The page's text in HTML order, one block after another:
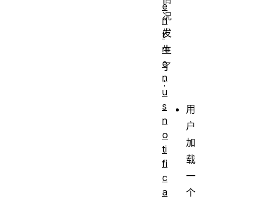
况
发
生
了
：
用
户
加
载
一
个
e
n
t
m
e
n
u
s
n
o
ti
fi
c
a